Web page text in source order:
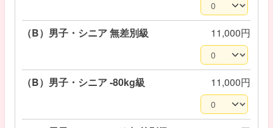
（B）男子・シニア 無差別級 11,000円
（B）男子・シニア -80kg級 11,000円